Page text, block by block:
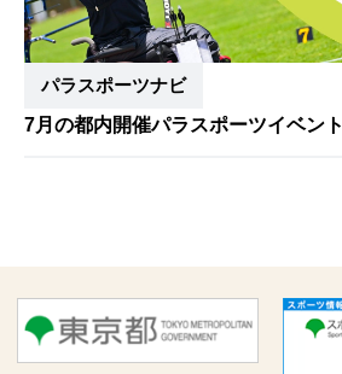
パラスポーツナビ
7月の都内開催パラスポーツイベント